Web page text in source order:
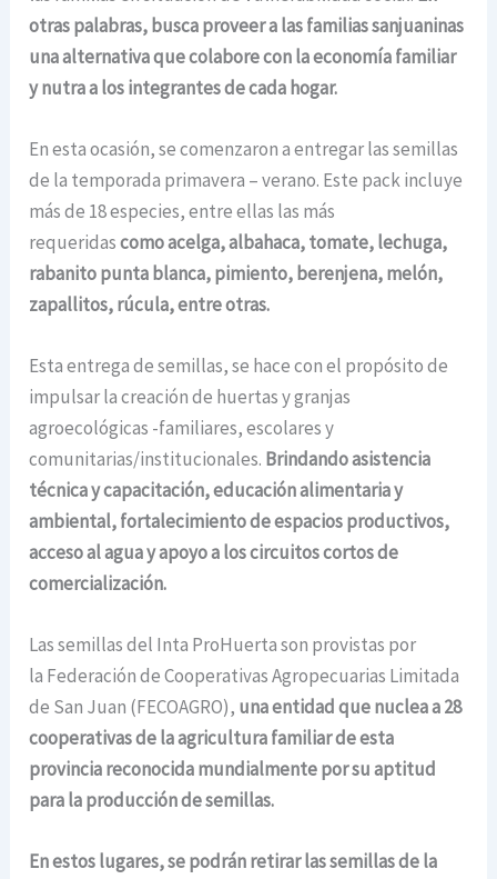
otras palabras, busca proveer a las familias sanjuaninas
una alternativa que colabore con la economía familiar
y nutra a los integrantes de cada hogar.
En esta ocasión, se comenzaron a entregar las semillas
de la temporada primavera – verano. Este pack incluye
más de 18 especies, entre ellas las más
requeridascomo acelga, albahaca, tomate, lechuga,
rabanito punta blanca, pimiento, berenjena, melón,
zapallitos, rúcula, entre otras.
Esta entrega de semillas, se hace con el propósito de
impulsar la creación de huertas y granjas
agroecológicas -familiares, escolares y
comunitarias/institucionales. Brindando asistencia
técnica y capacitación, educación alimentaria y
ambiental, fortalecimiento de espacios productivos,
acceso al agua y apoyo a los circuitos cortos de
comercialización.
Las semillas del Inta ProHuerta son provistas por
la Federación de Cooperativas Agropecuarias Limitada
de San Juan (FECOAGRO), una entidad que nuclea a 28
cooperativas de la agricultura familiar de esta
provincia reconocida mundialmente por su aptitud
para la producción de semillas.
En estos lugares, se podrán retirar las semillas de la